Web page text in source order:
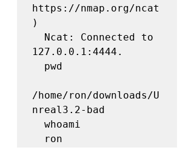
https://nmap.org/ncat
)
127.0.0.1:4444.
/home/ron/downloads/U
nreal3.2-bad
  ron